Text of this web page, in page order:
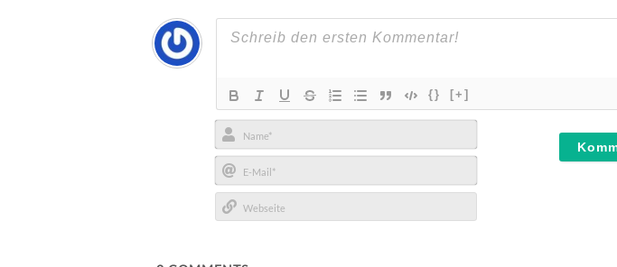
{} [+]
Name*
E-
Mail*